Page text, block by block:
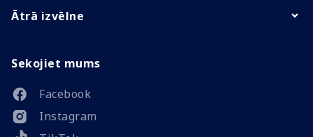
Ātrā izvēlne
Sekojiet mums
Facebook
Instagram